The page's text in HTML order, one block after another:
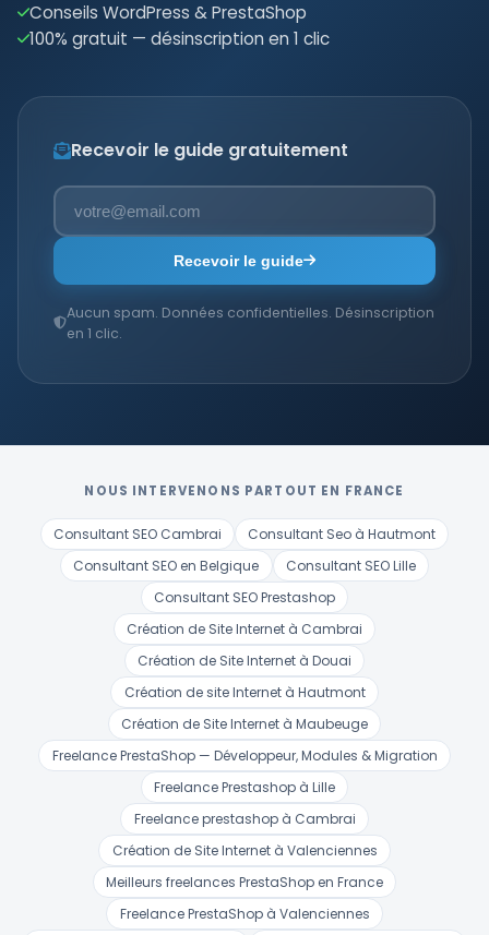
Conseils WordPress & PrestaShop
100% gratuit — désinscription en 1 clic
Recevoir le guide gratuitement
Recevoir le guide
Aucun spam. Données confidentielles. Désinscription
en 1 clic.
NOUS INTERVENONS PARTOUT EN FRANCE
Consultant SEO Cambrai
Consultant Seo à Hautmont
Consultant SEO en Belgique
Consultant SEO Lille
Consultant SEO Prestashop
Création de Site Internet à Cambrai
Création de Site Internet à Douai
Création de site Internet à Hautmont
Création de Site Internet à Maubeuge
Freelance PrestaShop — Développeur, Modules & Migration
Freelance Prestashop à Lille
Freelance prestashop à Cambrai
Création de Site Internet à Valenciennes
Meilleurs freelances PrestaShop en France
Freelance PrestaShop à Valenciennes